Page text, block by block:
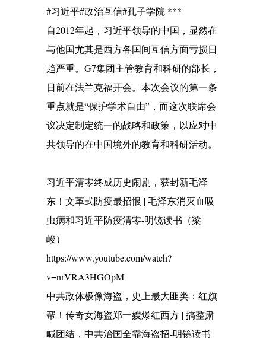
#习近平#政治互信#孔子学院 ***
自2012年起，习近平领导的中国，显然在
与他国尤其是西方各国间互信方面亏损日
趋严重。G7集团主管教育和科研的部长，
日前在法兰克福开会。本次会议的第一条
重点就是“保护学术自由”，而这次联席会
议决定制定统一的战略和政策，以应对中
共领导的在中国境外的教育和科研活动。
习近平清零终成历史闹剧，获封新毛泽
东！文革式防疫最招恨 | 毛泽东消灭血吸
虫病和习近平防疫清零-明镜读书（梁
峻）
https://www.youtube.com/watch?
v=nrVRA3HGOpM
中共政体极像海盗，史上最大匪类：红旗
帮！传奇女海盗郑一嫂爆红西方 | 搞整肃
喊团结，中共治国全靠海盗招-明镜读书